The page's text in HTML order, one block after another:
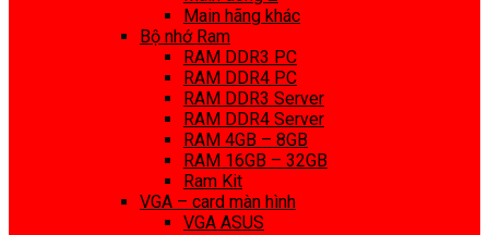
Main hãng khác
Bộ nhớ Ram
RAM DDR3 PC
RAM DDR4 PC
RAM DDR3 Server
RAM DDR4 Server
RAM 4GB – 8GB
RAM 16GB – 32GB
Ram Kit
VGA – card màn hình
VGA ASUS